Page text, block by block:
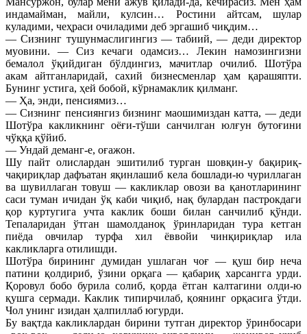
индамайман, майли, кулсин… Ростини айтсам, шулар
куладими, чеҳраси очиладими деб эргашиб чиқдим…
— Сизнинг тушунмаслигингиз — табиий, — деди директор
муовини. — Сиз кечаги одамсиз… Лекин намозингизни
бемалол ўқийдиган бўлдингиз, мачитлар очилиб. Шотўра
акам айтганларидай, сахий бизнесменлар ҳам қарашяпти.
Бунинг устига, ҳей бобой, кўрнамаклик қилманг.
— Ҳа, энди, пенсиямиз…
— Сизнинг пенсиянгиз бизнинг маошимиздан катта, — деди
Шотўра какликнинг оёғи-тўши санчилган юлғун бутоғини
чўққа қўйиб.
— Ундай деманг-е, оғажон.
Шу пайт олислардан эшитилиб турган шовқин-у бақириқ-
чақириқлар дафъатан яқинлашиб кела бошлади-ю чуриллаган
ва шувиллаган товуш — какликлар овози ва қанотларининг
саси туман ичидан ўқ каби чиқиб, нақ булардан пастрокдаги
қор куртугига учта каклик боши билан санчилиб қўнди.
Тепаларидан ўтган шамолданоқ ўринларидан тура кетган
пиёда овчилар турфа хил ёввойи чинқириқлар ила
какликларга отилишди.
Шотўра бирининг думидан ушлаган чоғ — қуш бир неча
патини қолдириб, ўзини орқага — қабариқ харсангга урди.
Қоровул бобо бурила солиб, қорда ётган калтагини олди-ю
қушга сермади. Каклик типирчилаб, қоянинг орқасига ўтди.
Чол унинг изидан ҳалпиллаб югурди.
Бу вақтда какликлардан бирини тутган директор ўринбосари